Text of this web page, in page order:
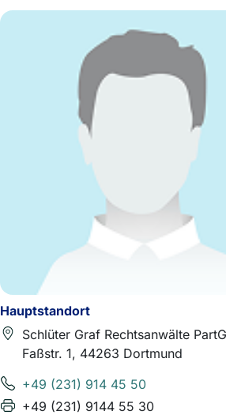
Hauptstandort
Schlüter Graf Rechtsanwälte
Faßstr. 1, 44263 Dortmund
+49 (231) 914 45 50
+49 (231) 9144 55 30